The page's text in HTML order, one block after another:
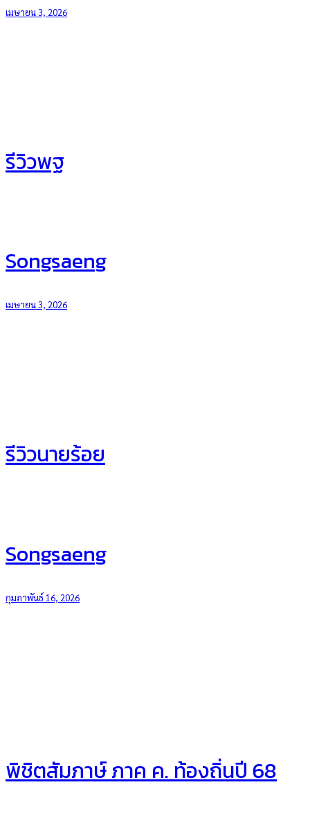
เมษายน 3, 2026
รีวิวพฐ
Songsaeng
เมษายน 3, 2026
รีวิวนายร้อย
Songsaeng
กุมภาพันธ์ 16, 2026
พิชิตสัมภาษ์ ภาค ค. ท้องถิ่นปี 68